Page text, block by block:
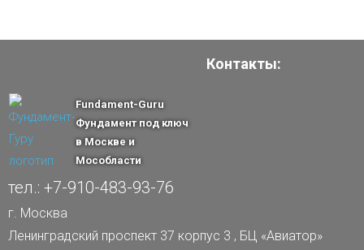
Контакты:
Fundament-Guru
Фундамент под ключ
в Москве и
Мособласти
тел.: +7-910-483-93-76
г. Москва
Ленинградский проспект 37 корпус 3 , БЦ «Авиатор»